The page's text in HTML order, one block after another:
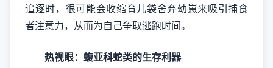
追逐时，很可能会收缩育儿袋舍弃幼崽来吸引捕食
者注意力，从而为自己争取逃跑时间。
热视眼：蝮亚科蛇类的生存利器